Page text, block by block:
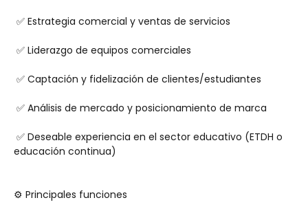
✅ Estrategia comercial y ventas de servicios
✅ Liderazgo de equipos comerciales
✅ Captación y fidelización de clientes/estudiantes
✅ Análisis de mercado y posicionamiento de marca
✅ Deseable experiencia en el sector educativo (ETDH o
educación continua)
⚙️ Principales funciones